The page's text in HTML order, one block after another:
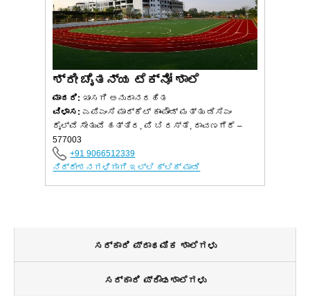
ಶ್ರೀ ಚೈತನ್ಯ ಟೆಕ್ನೋ ಶಾಲೆ
ಮಾದರಿ: ಖಾಸಗಿ ಅನುದಾನರಹಿತ
ವಿಳಾಸ: ಎಪಿಎಂಸಿ ಮಾರ್ಕೆಟ್ ಕಾಂಪೌಂಡ್ ಮತ್ತು ಡಿಸಿಎಂ
ರೈಲ್ವೆ ಸೇತುವೆ ಹತ್ತಿರ, ಪಿ ಬಿ ರಸ್ತೆ, ದಾವಣಗೆರೆ –
577003
+91 9066512339
ನಿರ್ದೇಶನಗಳಿಗಾಗಿ ಇಲ್ಲಿ ಕ್ಲಿಕ್ ಮಾಡಿ
ಸರ್ಕಾರಿ ಪ್ರಾಥಮಿಕ ಶಾಲೆಗಳು
ಸರ್ಕಾರಿ ಪ್ರೌಢಶಾಲೆಗಳು